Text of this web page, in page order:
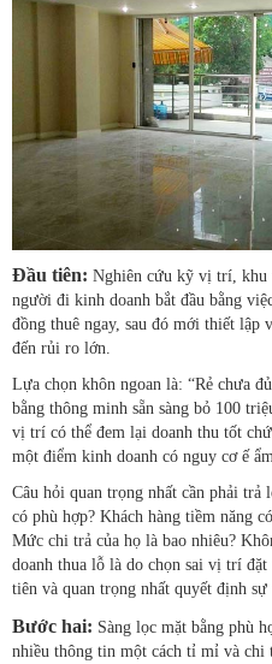
Đầu tiên: Nghiên cứu kỹ vị trí, khu
người đi kinh doanh bắt đầu bằng
đồng thuê ngay, sau đó mới thiết lập
đến rủi ro lớn.
Lựa chọn khôn ngoan là: “Rẻ chưa
bằng thông minh sẵn sàng bỏ 100
vị trí có thể đem lại doanh thu tốt
một điểm kinh doanh có nguy cơ ế ẩm.
Câu hỏi quan trọng nhất cần phải
có phù hợp? Khách hàng tiềm năng
Mức chi trả của họ là bao nhiêu?
doanh thua lỗ là do chọn sai vị trí
tiên và quan trọng nhất quyết định
Bước hai: Sàng lọc mặt bằng phù
nhiều thông tin một cách tỉ mỉ và